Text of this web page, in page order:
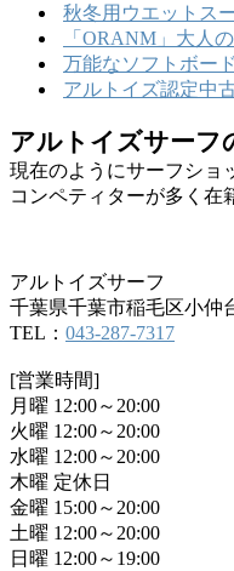
秋冬用ウエットス
「ORANM」大人
万能なソフトボー
アルトイズ認定中
アルトイズサーフ
現在のようにサーフショ
コンペティターが多く在
アルトイズサーフ
千葉県千葉市稲毛区小仲
TEL： 043-287-7317
[営業時間]
月曜 12:00～20:00
火曜 12:00～20:00
水曜 12:00～20:00
木曜 定休日
金曜 15:00～20:00
土曜 12:00～20:00
日曜 12:00～19:00